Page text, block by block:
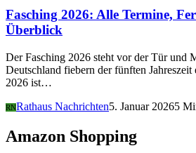
Fasching 2026: Alle Termine,
Überblick
Der Fasching 2026 steht vor der Tür und
Deutschland fiebern der fünften Jahreszeit
2026 ist…
RNRathaus Nachrichten5. Januar 20265
Amazon Shopping